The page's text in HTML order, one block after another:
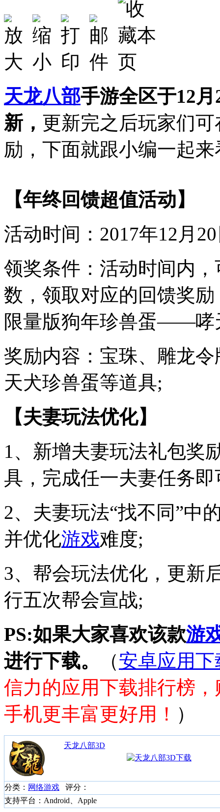
天龙八部手游全区于12
新， 更新完之后玩家们
励，下面就跟小编一起
【年终回馈超值活动】
活动时间：2017年12月
领奖条件：活动时间内
数，领取对应的回馈奖
限量版狗年珍兽蛋——哮
奖励内容：宝珠、雕龙
天犬珍兽蛋等道具;
【夫妻玩法优化】
1、新增夫妻玩法礼包奖
具，完成任一夫妻任务
2、夫妻玩法“找不同”中
并优化游戏难度;
3、帮会玩法优化，更新
行五次帮会宣战;
PS:如果大家喜欢该款游
进行下载。
（安卓应用下
信力的应用下载排行榜
手机更丰富更好用！ ）
天龙八部3D
分类： 网络游戏 评分：
支持平台：Android、Apple